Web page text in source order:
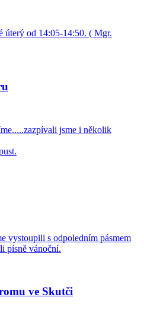
úterý od 14:05-14:50. ( Mgr.
jsme i několik
vystoupili s odpoledním pásmem
písně vánoční.
ve Skutči